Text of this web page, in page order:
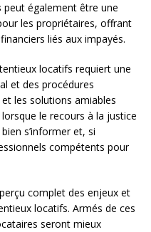
peut également être une
les propriétaires, offrant
liés aux impayés.
locatifs requiert une
et des procédures
les solutions amiables
le recours à la justice
s’informer et, si
compétents pour
complet des enjeux et
locatifs. Armés de ces
seront mieux